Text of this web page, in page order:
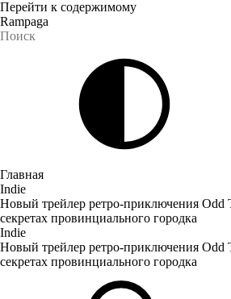
Перейти к содержимому
Rampaga
Главная
Indie
Новый трейлер ретро-приключения Odd
секретах провинциального городка
Indie
Новый трейлер ретро-приключения Odd
секретах провинциального городка